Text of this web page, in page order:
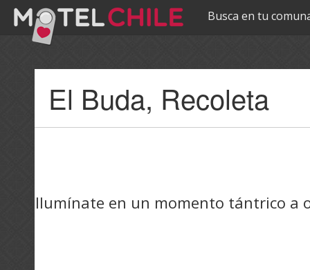
Busca en tu
contenido
principal
El Buda, Recoleta
Ilumínate en un momento tántrico a